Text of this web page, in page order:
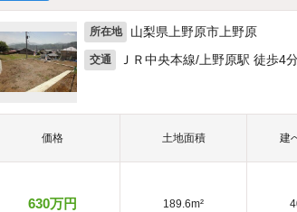
所在地 山梨県上野原市上野原
交通 ＪＲ中央本線/上野原駅 徒歩4
価格 土地面積 建
630万円 189.6m²